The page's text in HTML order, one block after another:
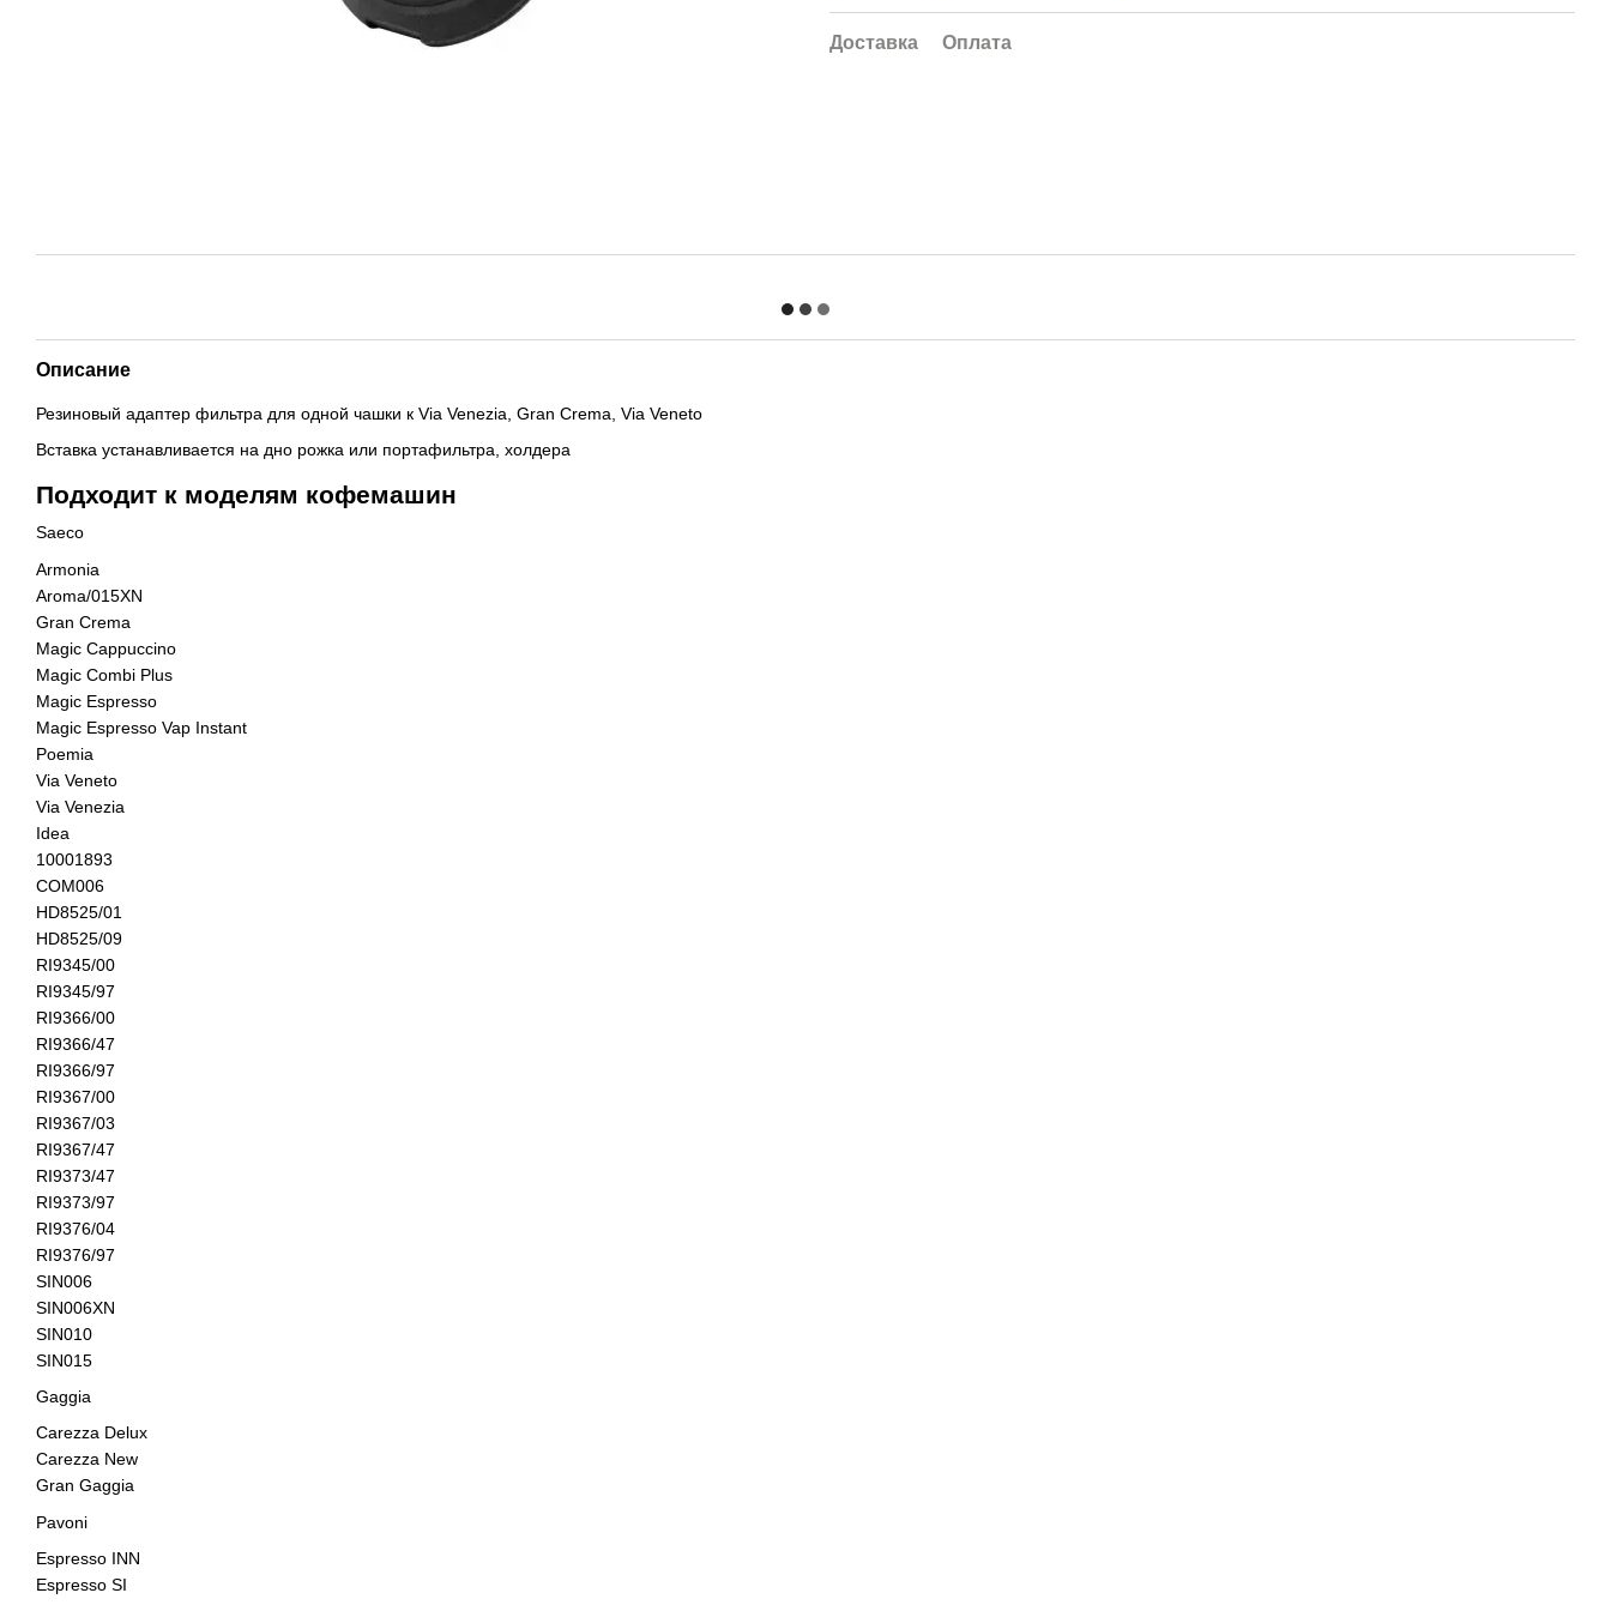
Доставка Оплата
Описание
Резиновый адаптер фильтра для одной чашки к Via Venezia, Gran Crema, Via Veneto
Вставка устанавливается на дно рожка или портафильтра, холдера
Подходит к моделям кофемашин
Saeco
Armonia
Aroma/015XN
Gran Crema
Magic Cappuccino
Magic Combi Plus
Magic Espresso
Magic Espresso Vap Instant
Poemia
Via Veneto
Via Venezia
Idea
10001893
COM006
HD8525/01
HD8525/09
RI9345/00
RI9345/97
RI9366/00
RI9366/47
RI9366/97
RI9367/00
RI9367/03
RI9367/47
RI9373/47
RI9373/97
RI9376/04
RI9376/97
SIN006
SIN006XN
SIN010
SIN015
Gaggia
Carezza Delux
Carezza New
Gran Gaggia
Pavoni
Espresso INN
Espresso SI